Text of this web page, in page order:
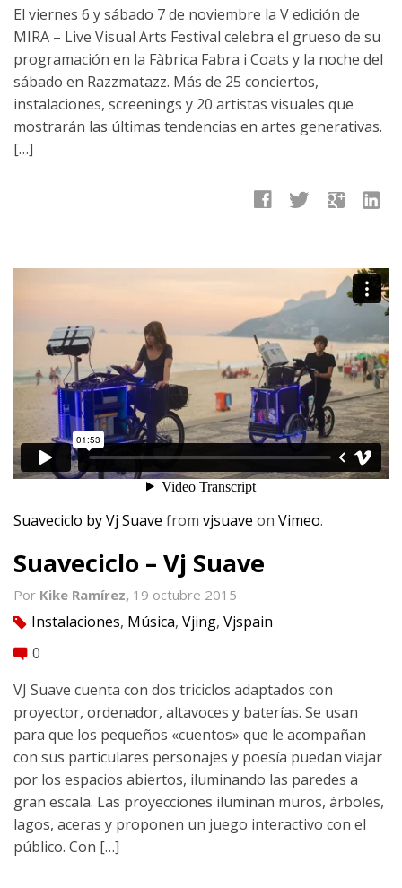
El viernes 6 y sábado 7 de noviembre la V edición de
MIRA – Live Visual Arts Festival celebra el grueso de su
programación en la Fàbrica Fabra i Coats y la noche del
sábado en Razzmatazz. Más de 25 conciertos,
instalaciones, screenings y 20 artistas visuales que
mostrarán las últimas tendencias en artes generativas.
[…]
facebook twitter google linkedin
Suaveciclo by Vj Suave from vjsuave on Vimeo.
Suaveciclo – Vj Suave
Por Kike Ramírez, 19 octubre 2015
tag Instalaciones, Música, Vjing, Vjspain
comment 0
VJ Suave cuenta con dos triciclos adaptados con
proyector, ordenador, altavoces y baterías. Se usan
para que los pequeños «cuentos» que le acompañan
con sus particulares personajes y poesía puedan viajar
por los espacios abiertos, iluminando las paredes a
gran escala. Las proyecciones iluminan muros, árboles,
lagos, aceras y proponen un juego interactivo con el
público. Con […]